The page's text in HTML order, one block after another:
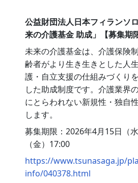
公益財団法人日本フィランソ
来の介護基金 助成」【募集期
未来の介護基金は、介護保険
齢者がより生き生きとした人
護・自立支援の仕組みづくり
した助成制度です。介護業界
にとらわれない新規性・独自
します。
募集期限：2026年4月15日（
（金）17:00
https://www.tsunasaga.jp/
info/040378.html